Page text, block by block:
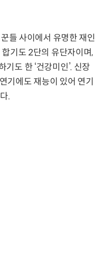
들 사이에서 유명한 재인
기도 2단의 유단자이며,
도 한 ‘건강미인’. 신장
기에도 재능이 있어 연기
.